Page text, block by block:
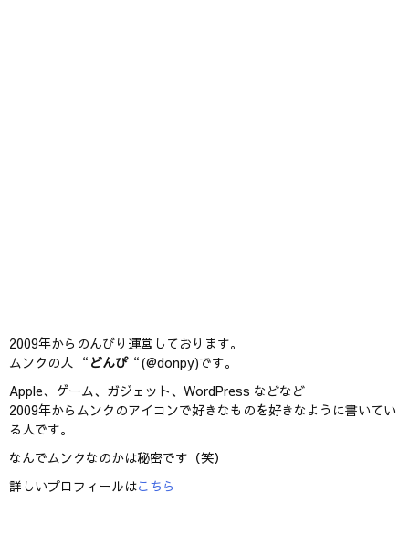
2009年からのんびり運営しております。
ムンクの人 “ どんぴ“(@donpy)です。
Apple、ゲーム、ガジェット、WordPress などなど
2009年からムンクのアイコンで好きなものを好きなように書いてい
る人です。
なんでムンクなのかは秘密です（笑）
詳しいプロフィールはこちら